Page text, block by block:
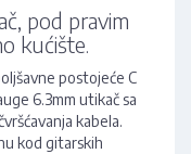
pod pravim
kućište.
postojeće C
6.3mm utikač sa
kabela.
kod gitarskih